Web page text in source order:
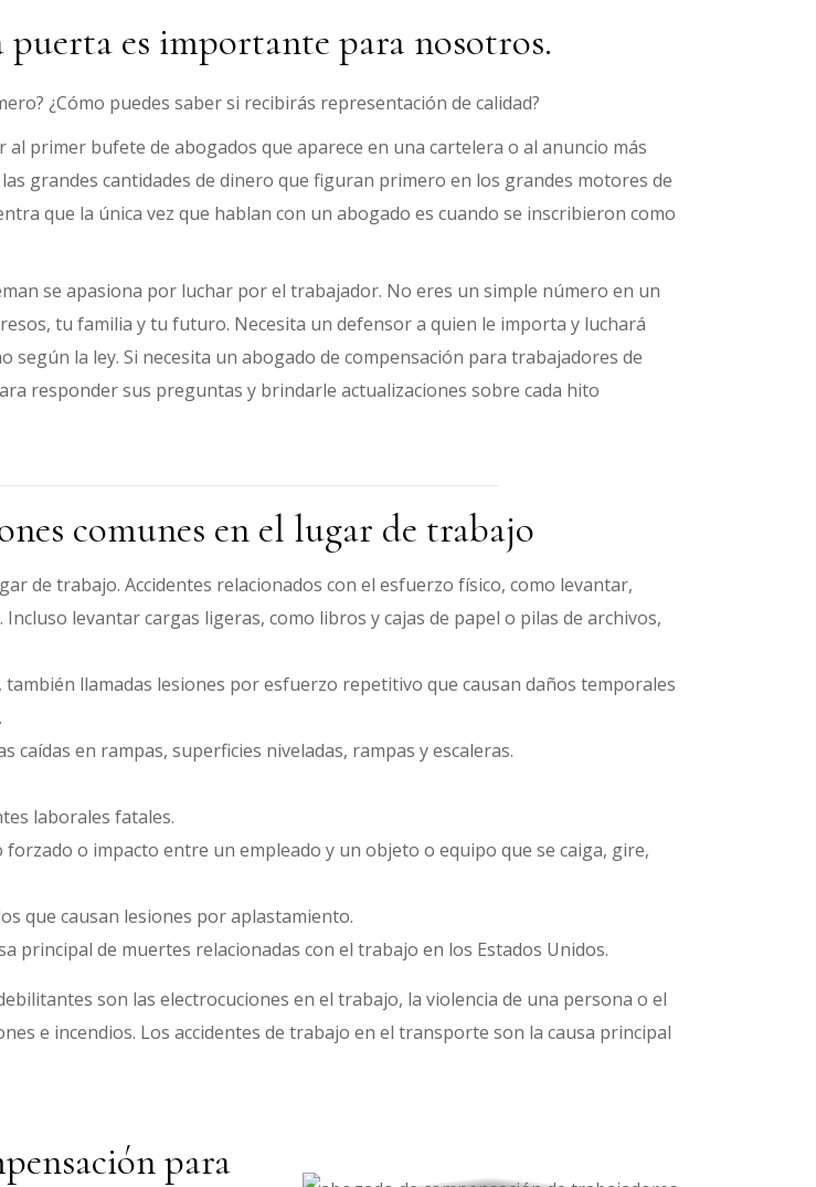
es importante para nosotros.
¿Cómo puedes saber si recibirás representación de calidad?
primer bufete de abogados que aparece en una cartelera o al anuncio más
grandes cantidades de dinero que figuran primero en los grandes motores de
que la única vez que hablan con un abogado es cuando se inscribieron como
se apasiona por luchar por el trabajador. No eres un simple número en un
tu familia y tu futuro. Necesita un defensor a quien le importa y luchará
según la ley. Si necesita un abogado de compensación para trabajadores de
responder sus preguntas y brindarle actualizaciones sobre cada hito
comunes en el lugar de trabajo
de trabajo. Accidentes relacionados con el esfuerzo físico, como levantar,
levantar cargas ligeras, como libros y cajas de papel o pilas de archivos,
llamadas lesiones por esfuerzo repetitivo que causan daños temporales
caídas en rampas, superficies niveladas, rampas y escaleras.
laborales fatales.
o impacto entre un empleado y un objeto o equipo que se caiga, gire,
que causan lesiones por aplastamiento.
principal de muertes relacionadas con el trabajo en los Estados Unidos.
son las electrocuciones en el trabajo, la violencia de una persona o el
e incendios. Los accidentes de trabajo en el transporte son la causa principal
para